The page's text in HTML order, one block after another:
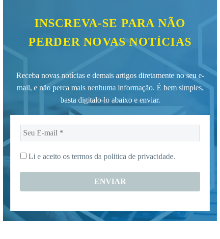
INSCREVA-SE PARA NÃO
PERDER NOVAS NOTÍCIAS
Receba novas notícias e demais artigos diretamente no seu e-
mail, e não perca mais nenhuma informação. É bem simples,
basta digitalo-lo abaixo e enviar.
Seu
E-
mail
*
Li e aceito os termos da politica de privacidade.